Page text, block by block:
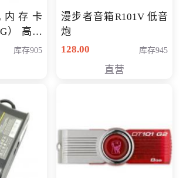
存卡
） 高速
库存905
漫步者音箱R101V 低音
炮
128.00
库存945
直营